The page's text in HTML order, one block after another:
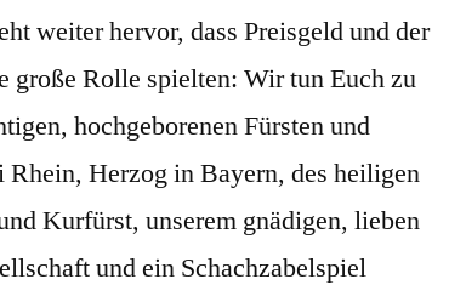
weiter hervor, dass Preisgeld und der
große Rolle spielten: Wir tun Euch zu
hochgeborenen Fürsten und
Herzog in Bayern, des heiligen
Kurfürst, unserem gnädigen, lieben
und ein Schachzabelspiel